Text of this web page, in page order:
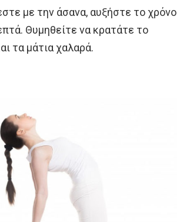
με την άσανα, αυξήστε το χρόνο
Θυμηθείτε να κρατάτε το
τα μάτια χαλαρά.